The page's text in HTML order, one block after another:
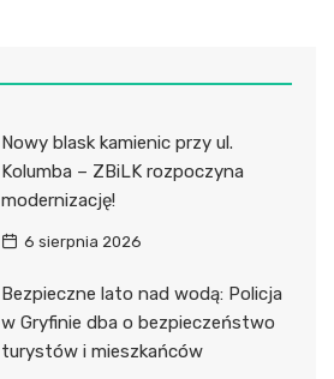
Nowy blask kamienic przy ul.
Kolumba – ZBiLK rozpoczyna
modernizację!
6 sierpnia 2026
Bezpieczne lato nad wodą: Policja
w Gryfinie dba o bezpieczeństwo
turystów i mieszkańców